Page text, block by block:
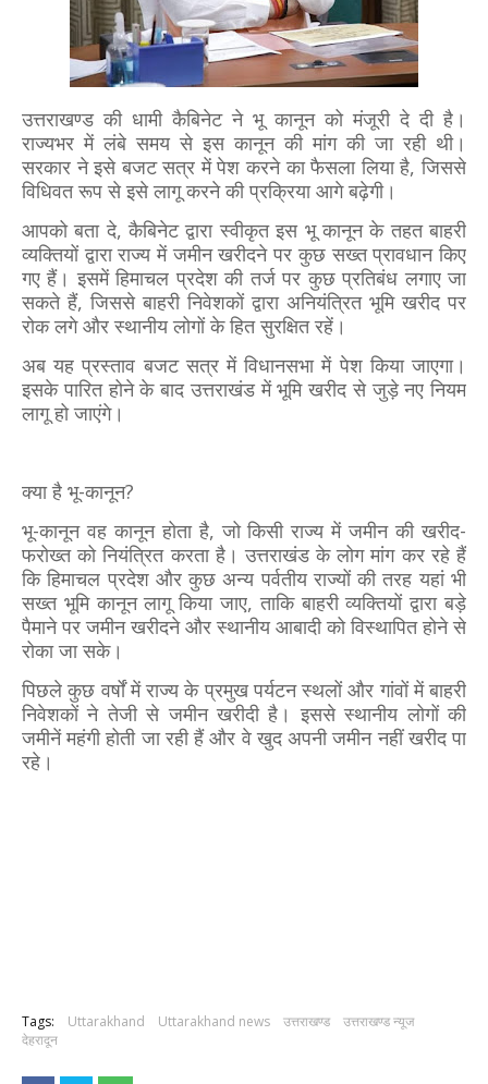
उत्तराखण्ड की धामी कैबिनेट ने भू कानून को मंजूरी दे दी है।
राज्यभर में लंबे समय से इस कानून की मांग की जा रही थी।
सरकार ने इसे बजट सत्र में पेश करने का फैसला लिया है, जिससे
विधिवत रूप से इसे लागू करने की प्रक्रिया आगे बढ़ेगी।
आपको बता दे, कैबिनेट द्वारा स्वीकृत इस भू कानून के तहत बाहरी
व्यक्तियों द्वारा राज्य में जमीन खरीदने पर कुछ सख्त प्रावधान किए
गए हैं। इसमें हिमाचल प्रदेश की तर्ज पर कुछ प्रतिबंध लगाए जा
सकते हैं, जिससे बाहरी निवेशकों द्वारा अनियंत्रित भूमि खरीद पर
रोक लगे और स्थानीय लोगों के हित सुरक्षित रहें।
अब यह प्रस्ताव बजट सत्र में विधानसभा में पेश किया जाएगा।
इसके पारित होने के बाद उत्तराखंड में भूमि खरीद से जुड़े नए नियम
लागू हो जाएंगे।
क्या है भू-कानून?
भू-कानून वह कानून होता है, जो किसी राज्य में जमीन की खरीद-
फरोख्त को नियंत्रित करता है। उत्तराखंड के लोग मांग कर रहे हैं
कि हिमाचल प्रदेश और कुछ अन्य पर्वतीय राज्यों की तरह यहां भी
सख्त भूमि कानून लागू किया जाए, ताकि बाहरी व्यक्तियों द्वारा बड़े
पैमाने पर जमीन खरीदने और स्थानीय आबादी को विस्थापित होने से
रोका जा सके।
पिछले कुछ वर्षों में राज्य के प्रमुख पर्यटन स्थलों और गांवों में बाहरी
निवेशकों ने तेजी से जमीन खरीदी है। इससे स्थानीय लोगों की
जमीनें महंगी होती जा रही हैं और वे खुद अपनी जमीन नहीं खरीद पा
रहे।
Tags: Uttarakhand Uttarakhand news उत्तराखण्ड
उत्तराखण्ड न्यूज
देहरादून